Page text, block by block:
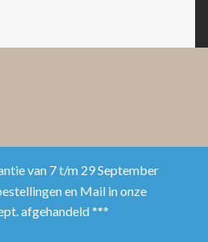
van 7 t/m 29 September
en Mail in onze
afgehandeld ***